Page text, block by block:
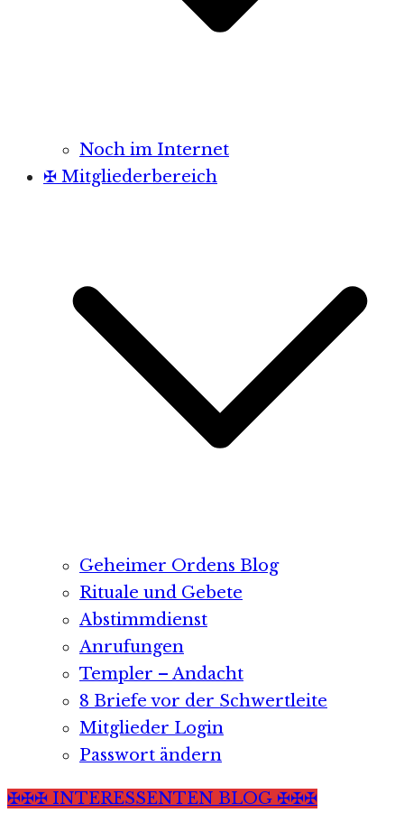
Noch im Internet
✠ Mitgliederbereich
Geheimer Ordens Blog
Rituale und Gebete
Abstimmdienst
Anrufungen
Templer – Andacht
8 Briefe vor der Schwertleite
Mitglieder Login
Passwort ändern
✠✠✠ INTERESSENTEN BLOG ✠✠✠